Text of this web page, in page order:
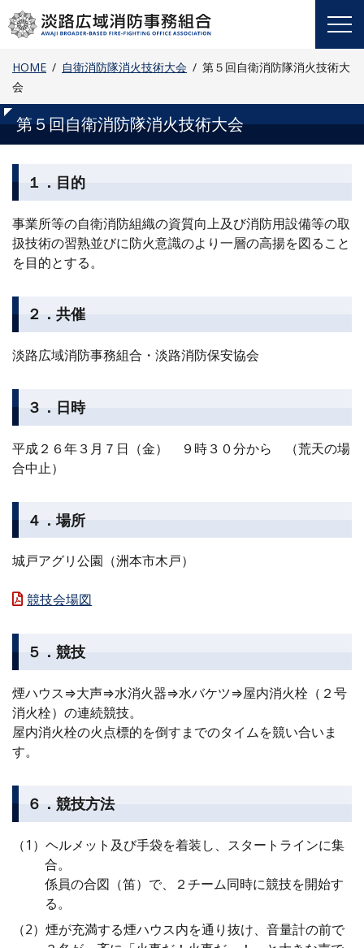
Skip
to
HOME 自衛消防隊消火技術大会
第５回自衛消防隊消火技術大
会
第５回自衛消防隊消火技術大会
１．目的
事業所等の自衛消防組織の資質向上及び消防用設備等の取
扱技術の習熟並びに防火意識のより一層の高揚を図ること
を目的とする。
２．共催
淡路広域消防事務組合・淡路消防保安協会
３．日時
平成２６年３月７日（金） ９時３０分から （荒天の場
合中止）
４．場所
城戸アグリ公園（洲本市木戸）
競技会場図
５．競技
煙ハウス⇒大声⇒水消火器⇒水バケツ⇒屋内消火栓（２号
消火栓）の連続競技。
屋内消火栓の火点標的を倒すまでのタイムを競い合いま
す。
６．競技方法
ヘルメット及び手袋を着装し、スタートラインに集
合。
係員の合図（笛）で、２チーム同時に競技を開始す
る。
煙が充満する煙ハウス内を通り抜け、音量計の前で